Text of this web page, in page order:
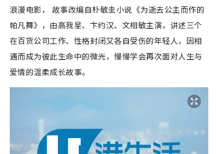
浪漫电影， 故事改编自朴敏圭小说《为逝去公主而作的
帕凡舞》，由高我星、卞约汉、文相敏主演，讲述三个
在百货公司工作、性格封闭又各自受伤的年轻人，因相
遇而成为彼此生命中的微光，慢慢学会再次面对人生与
爱情的温柔成长故事。